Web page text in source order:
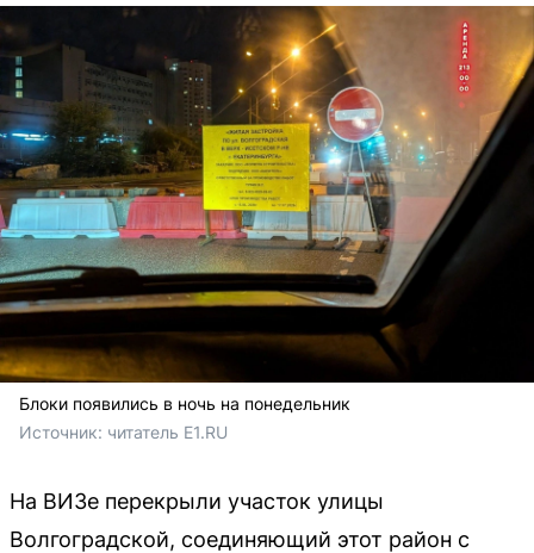
Блоки появились в ночь на понедельник
Источник: читатель E1.RU
На ВИЗе перекрыли участок улицы
Волгоградской, соединяющий этот район с